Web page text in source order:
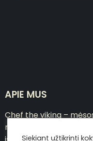
APIE MUS
Chef the viking –
mus asortimente –
Siekiant užtikrinti